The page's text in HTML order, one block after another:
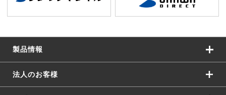
製品情報
法人のお客様